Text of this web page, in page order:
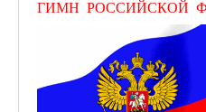
ВИДЕОГАЛЕРЕЯ
КНИГИ ПРОЕКТА
КОНТАКТЫ
ГИМН РОССИЙСКОЙ